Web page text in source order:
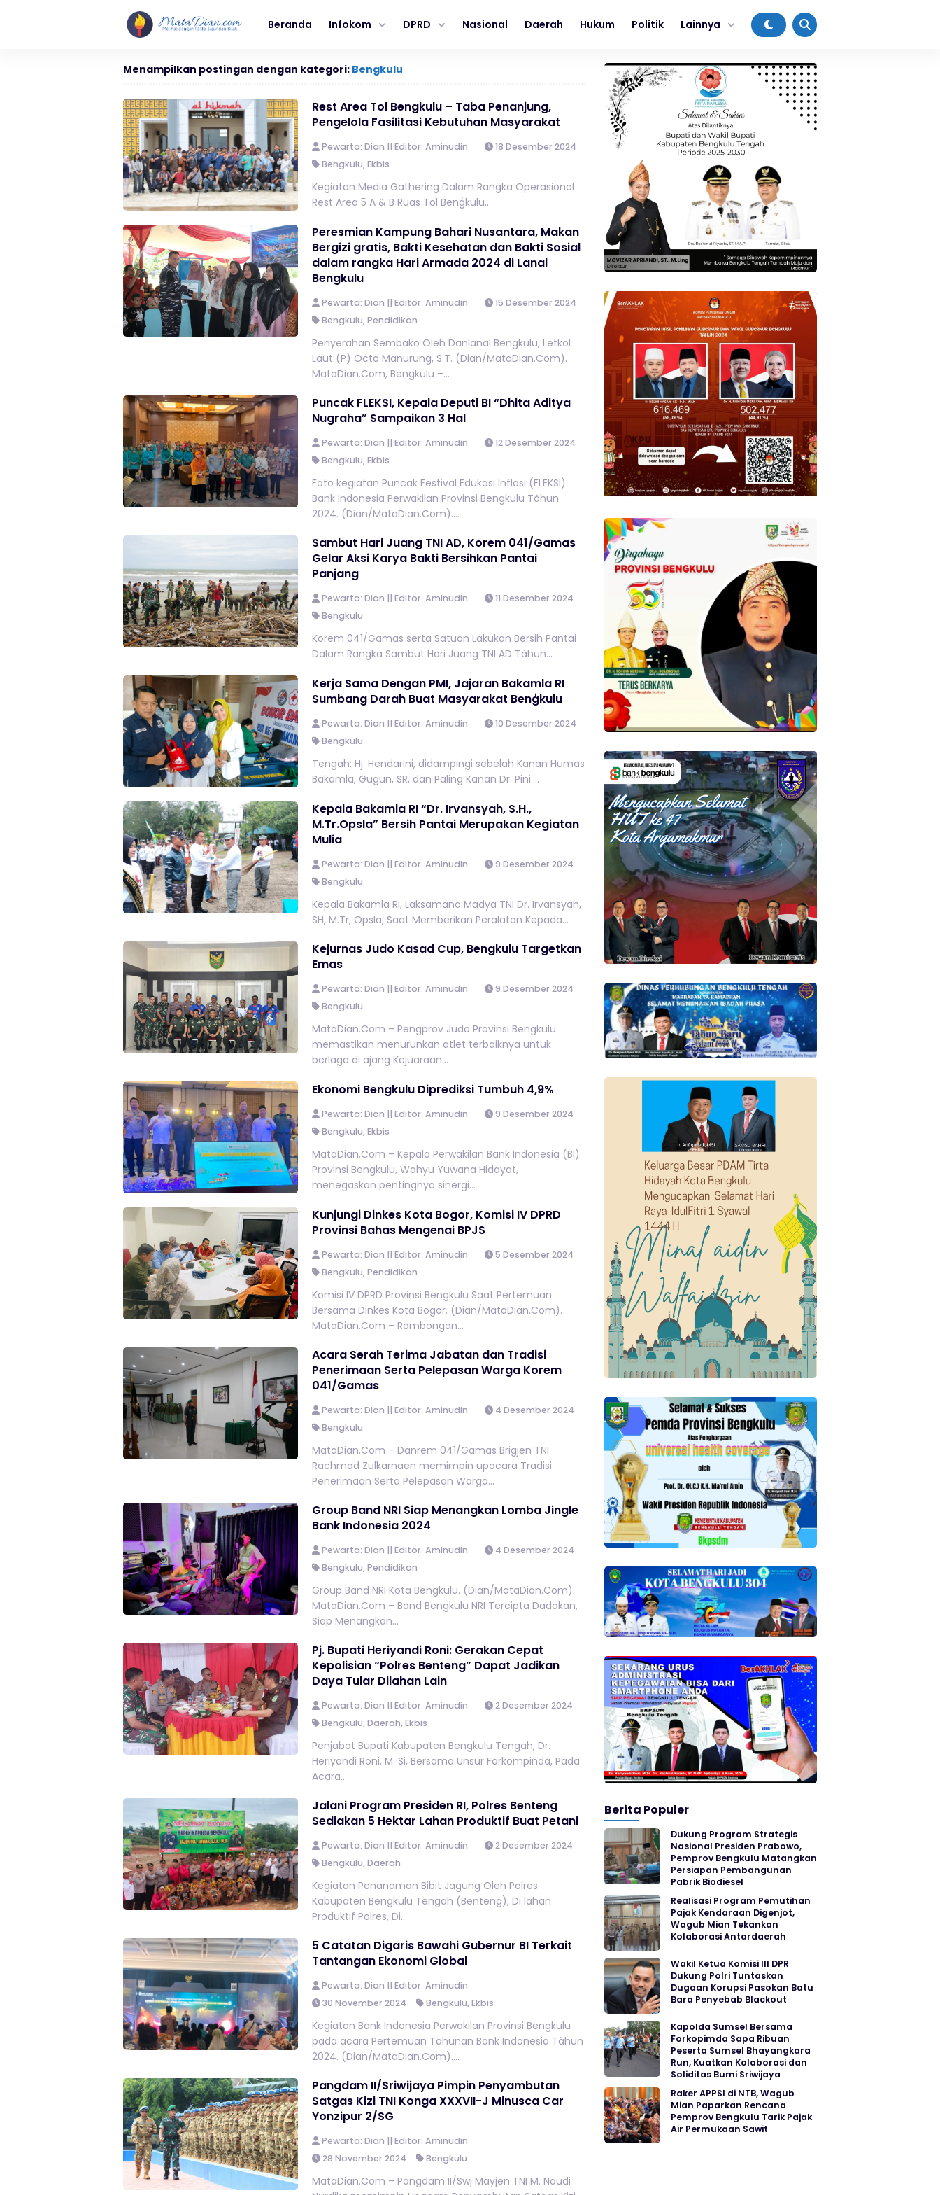
Beranda Infokom DPRD Nasional Daerah Hukum Politik Lainnya
Menampilkan postingan dengan kategori: Bengkulu
Rest Area Tol Bengkulu – Taba Penanjung,
Pengelola Fasilitasi Kebutuhan Masyarakat
Pewarta: Dian || Editor: Aminudin
18 Desember 2024
Bengkulu, Ekbis
Kegiatan Media Gathering Dalam Rangka Operasional
Rest Area 5 A & B Ruas Tol Benģkulu...
Peresmian Kampung Bahari Nusantara, Makan
Bergizi gratis, Bakti Kesehatan dan Bakti Sosial
dalam rangka Hari Armada 2024 di Lanal
Bengkulu
Pewarta: Dian || Editor: Aminudin
15 Desember 2024
Bengkulu, Pendidikan
Penyerahan Sembako Oleh Danlanal Bengkulu, Letkol
Laut (P) Octo Manurung, S.T. (Dian/MataDian.Com).
MataDian.Com, Bengkulu –...
Puncak FLEKSI, Kepala Deputi BI “Dhita Aditya
Nugraha” Sampaikan 3 Hal
Pewarta: Dian || Editor: Aminudin
12 Desember 2024
Bengkulu, Ekbis
Foto kegiatan Puncak Festival Edukasi Inflasi (FLEKSI)
Bank Indonesia Perwakilan Provinsi Bengkulu Tàhun
2024. (Dian/MataDian.Com)....
Sambut Hari Juang TNI AD, Korem 041/Gamas
Gelar Aksi Karya Bakti Bersihkan Pantai
Panjang
Pewarta: Dian || Editor: Aminudin
11 Desember 2024
Bengkulu
Korem 041/Gamas serta Satuan Lakukan Bersih Pantai
Dalam Rangka Sambut Hari Juang TNI AD Tàhun...
Kerja Sama Dengan PMI, Jajaran Bakamla RI
Sumbang Darah Buat Masyarakat Benģkulu
Pewarta: Dian || Editor: Aminudin
10 Desember 2024
Bengkulu
Tengah: Hj. Hendarini, didampingi sebelah Kanan Humas
Bakamla, Gugun, SR, dan Paling Kanan Dr. Pini....
Kepala Bakamla RI “Dr. Irvansyah, S.H.,
M.Tr.Opsla” Bersih Pantai Merupakan Kegiatan
Mulia
Pewarta: Dian || Editor: Aminudin
9 Desember 2024
Bengkulu
Kepala Bakamla RI, Laksamana Madya TNI Dr. Irvansyah,
SH, M.Tr, Opsla, Saat Memberikan Peralatan Kepada...
Kejurnas Judo Kasad Cup, Bengkulu Targetkan
Emas
Pewarta: Dian || Editor: Aminudin
9 Desember 2024
Bengkulu
MataDian.Com – Pengprov Judo Provinsi Bengkulu
memastikan menurunkan atlet terbaiknya untuk
berlaga di ajang Kejuaraan...
Ekonomi Bengkulu Diprediksi Tumbuh 4,9%
Pewarta: Dian || Editor: Aminudin
9 Desember 2024
Bengkulu, Ekbis
MataDian.Com – Kepala Perwakilan Bank Indonesia (BI)
Provinsi Bengkulu, Wahyu Yuwana Hidayat,
menegaskan pentingnya sinergi...
Kunjungi Dinkes Kota Bogor, Komisi IV DPRD
Provinsi Bahas Mengenai BPJS
Pewarta: Dian || Editor: Aminudin
5 Desember 2024
Bengkulu, Pendidikan
Komisi IV DPRD Provinsi Bengkulu Saat Pertemuan
Bersama Dinkes Kota Bogor. (Dian/MataDian.Com).
MataDian.Com – Rombongan...
Acara Serah Terima Jabatan dan Tradisi
Penerimaan Serta Pelepasan Warga Korem
041/Gamas
Pewarta: Dian || Editor: Aminudin
4 Desember 2024
Bengkulu
MataDian.Com – Danrem 041/Gamas Brigjen TNI
Rachmad Zulkarnaen memimpin upacara Tradisi
Penerimaan Serta Pelepasan Warga...
Group Band NRI Siap Menangkan Lomba Jingle
Bank Indonesia 2024
Pewarta: Dian || Editor: Aminudin
4 Desember 2024
Bengkulu, Pendidikan
Group Band NRI Kota Bengkulu. (Dian/MataDian.Com).
MataDian.Com – Band Bengkulu NRI Tercipta Dadakan,
Siap Menangkan...
Pj. Bupati Heriyandi Roni: Gerakan Cepat
Kepolisian “Polres Benteng” Dapat Jadikan
Daya Tular Dilahan Lain
Pewarta: Dian || Editor: Aminudin
2 Desember 2024
Bengkulu, Daerah, Ekbis
Penjabat Bupati Kabupaten Bengkulu Tengah, Dr.
Heriyandi Roni, M. Si, Bersama Unsur Forkompinda, Pada
Acara...
Jalani Program Presiden RI, Polres Benteng
Sediakan 5 Hektar Lahan Produktif Buat Petani
Pewarta: Dian || Editor: Aminudin
2 Desember 2024
Bengkulu, Daerah
Kegiatan Penanaman Bibit Jagung Oleh Polres
Kabupaten Bengkulu Tengah (Benteng), Di lahan
Produktif Polres, Di...
5 Catatan Digaris Bawahi Gubernur BI Terkait
Tantangan Ekonomi Global
Pewarta: Dian || Editor: Aminudin
30 November 2024
Bengkulu,Ekbis
Kegiatan Bank Indonesia Perwakilan Provinsi Bengkulu
pada acara Pertemuan Tahunan Bank Indonesia Tàhun
2024. (Dian/MataDian.Com)....
Pangdam II/Sriwijaya Pimpin Penyambutan
Satgas Kizi TNI Konga XXXVII-J Minusca Car
Yonzipur 2/SG
Pewarta: Dian || Editor: Aminudin
28 November 2024
Bengkulu
MataDian.Com – Pangdam II/Swj Mayjen TNI M. Naudi
Berita Populer
Dukung Program Strategis
Nasional Presiden Prabowo,
Pemprov Bengkulu Matangkan
Persiapan Pembangunan
Pabrik Biodiesel
Realisasi Program Pemutihan
Pajak Kendaraan Digenjot,
Wagub Mian Tekankan
Kolaborasi Antardaerah
Wakil Ketua Komisi III DPR
Dukung Polri Tuntaskan
Dugaan Korupsi Pasokan Batu
Bara Penyebab Blackout
Kapolda Sumsel Bersama
Forkopimda Sapa Ribuan
Peserta Sumsel Bhayangkara
Run, Kuatkan Kolaborasi dan
Soliditas Bumi Sriwijaya
Raker APPSI di NTB, Wagub
Mian Paparkan Rencana
Pemprov Bengkulu Tarik Pajak
Air Permukaan Sawit